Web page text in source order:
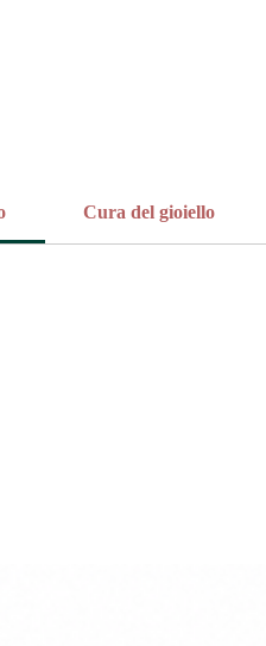
Cura del gioiello